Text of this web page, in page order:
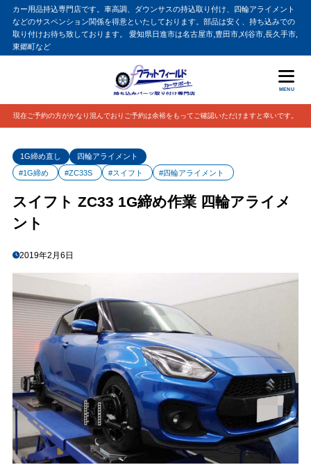
カー用品持込専門店です。車高調、ダウンサスの持込取り付け、四輪アライメント
などのサスペンション関係を得意といたしております。部品は安く、持ち込みでの
取り付けお待ち致しております。 愛知県日進市は名古屋市,豊田市,刈谷市,長久手市,
東郷町など
MENU
現在ご予約の方がかなり混んでおりご予約は余裕をもってご確認いただけますと幸いです。
1G締め直し
四輪アライメント
#1G締め
#ZC33S #スイフト #四輪アライメント
スイフト ZC33 1G締め作業 四輪アライメ
ント
2019年2月6日